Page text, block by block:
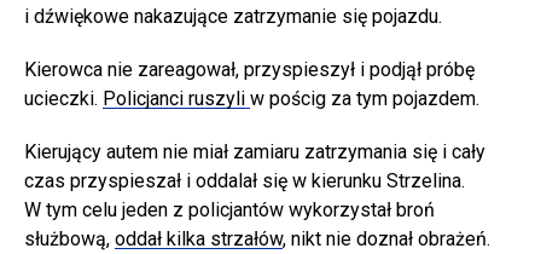
i dźwiękowe nakazujące zatrzymanie się pojazdu.
Kierowca nie zareagował, przyspieszył i podjął próbę
ucieczki. Policjanci ruszyli w pościg za tym pojazdem.
Kierujący autem nie miał zamiaru zatrzymania się i cały
czas przyspieszał i oddalał się w kierunku Strzelina.
W tym celu jeden z policjantów wykorzystał broń
służbową, oddał kilka strzałów, nikt nie doznał obrażeń.